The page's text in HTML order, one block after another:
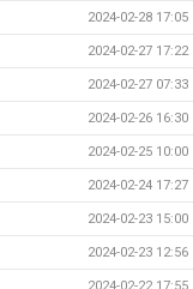
2024-02-28 17:05
2024-02-27 17:22
2024-02-27 07:33
2024-02-26 16:30
2024-02-25 10:00
2024-02-24 17:27
2024-02-23 15:00
2024-02-23 12:56